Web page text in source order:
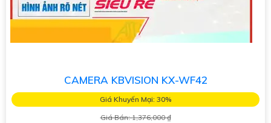
CAMERA KBVISION KX-WF42
Giá Khuyến Mại: 30%
Giá Bán: 1,376,000 ₫